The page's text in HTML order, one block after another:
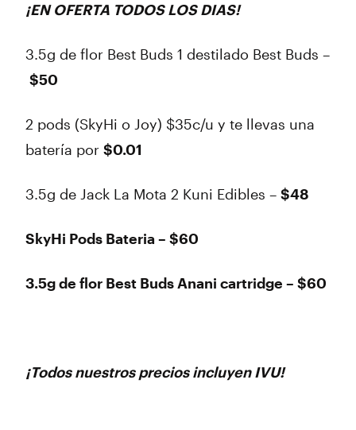
¡EN OFERTA TODOS LOS DIAS!
3.5g de flor Best Buds 1 destilado Best Buds –
$50
2 pods (SkyHi o Joy) $35c/u y te llevas una
batería por $0.01
3.5g de Jack La Mota 2 Kuni Edibles – $48
SkyHi Pods Bateria – $60
3.5g de flor Best Buds Anani cartridge – $60
¡Todos nuestros precios incluyen IVU!